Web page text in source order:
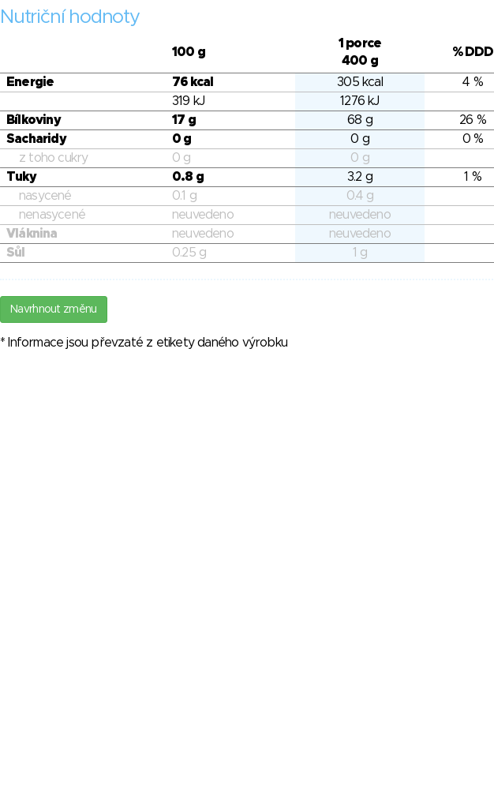
Nutriční hodnoty
100 g
1 porce
400 g
% DDD
Energie 76 kcal 305 kcal
4 %
319 kJ
1276 kJ
Bílkoviny
17 g 68 g
26 %
Sacharidy
0 g 0 g
0 %
z toho cukry
0 g
0 g
Tuky
0.8 g 3.2 g
1 %
nasycené
0.1 g
0.4 g
nenasycené
neuvedeno
neuvedeno
Vláknina
neuvedeno
neuvedeno
Sůl
0.25 g 1 g
Navrhnout změnu
* Informace jsou převzaté z etikety daného výrobku